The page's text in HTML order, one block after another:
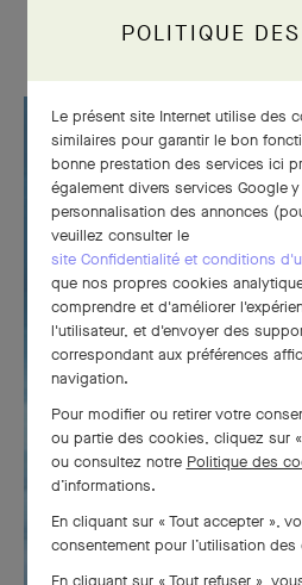
Le collier Zip incarne l'audace
POLITIQUE
Le présent site Internet utilise des
similaires pour garantir le bon
bonne prestation des services ici
également divers services Google
personnalisation des annonces
veuillez consulter le
site Confidentialité et conditions
que nos propres cookies
comprendre et d'améliorer
l'utilisateur, et d'envoyer des
correspondant aux préférences
navigation.
Pour modifier ou retirer votre
ou partie des cookies, cliquez sur
ou consultez notre Politique des
d’informations.
En cliquant sur « Tout accepter »,
consentement pour l’utilisation
En cliquant sur « Tout refuser »,